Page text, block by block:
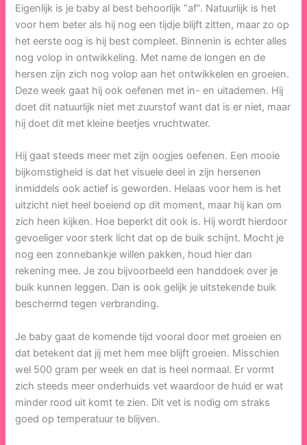
Eigenlijk is je baby al best behoorlijk “af”. Natuurlijk is het
voor hem beter als hij nog een tijdje blijft zitten, maar zo op
het eerste oog is hij best compleet. Binnenin is echter alles
nog volop in ontwikkeling. Met name de longen en de
hersen zijn zich nog volop aan het ontwikkelen en groeien.
Deze week gaat hij ook oefenen met in- en uitademen. Hij
doet dit natuurlijk niet met zuurstof want dat is er niet, maar
hij doet dit met kleine beetjes vruchtwater.
Hij gaat steeds meer met zijn oogjes oefenen. Een mooie
bijkomstigheid is dat het visuele deel in zijn hersenen
inmiddels ook actief is geworden. Helaas voor hem is het
uitzicht niet heel boeiend op dit moment, maar hij kan om
zich heen kijken. Hoe beperkt dit ook is. Hij wordt hierdoor
gevoeliger voor sterk licht dat op de buik schijnt. Mocht je
nog een zonnebankje willen pakken, houd hier dan
rekening mee. Je zou bijvoorbeeld een handdoek over je
buik kunnen leggen. Dan is ook gelijk je uitstekende buik
beschermd tegen verbranding.
Je baby gaat de komende tijd vooral door met groeien en
dat betekent dat jij met hem mee blijft groeien. Misschien
wel 500 gram per week en dat is heel normaal. Er vormt
zich steeds meer onderhuids vet waardoor de huid er wat
minder rood uit komt te zien. Dit vet is nodig om straks
goed op temperatuur te blijven.